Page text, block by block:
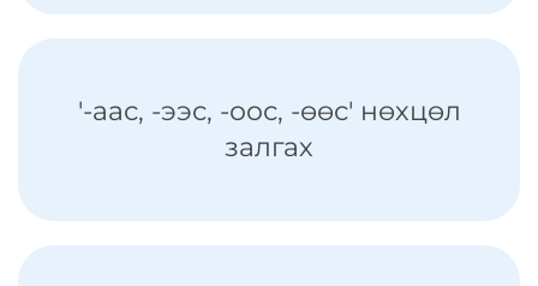
'-аас, -ээс, -оос, -өөс' нөхцөл
залгах